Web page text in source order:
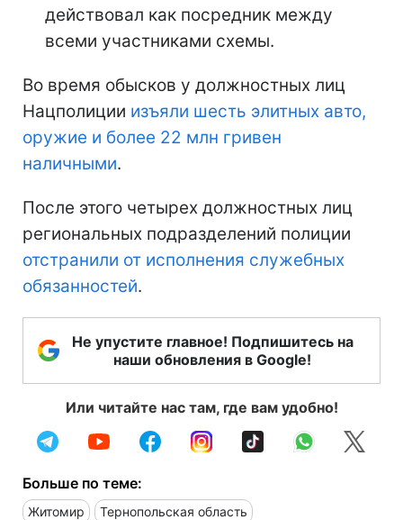
действовал как посредник между
всеми участниками схемы.
Во время обысков у должностных лиц
Нацполиции изъяли шесть элитных авто,
оружие и более 22 млн гривен
наличными.
После этого четырех должностных лиц
региональных подразделений полиции
отстранили от исполнения служебных
обязанностей.
Не упустите главное! Подпишитесь на
наши обновления в Google!
Или читайте нас там, где вам удобно!
Больше по теме:
Житомир Тернопольская область